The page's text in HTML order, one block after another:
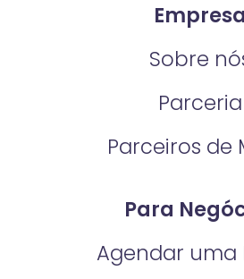
Empresa
Sobre
Parceria
Parceiros de
Para
Agendar uma